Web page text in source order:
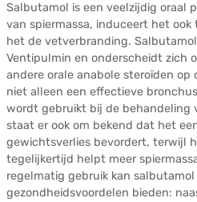
Salbutamol is een veelzijdig oraal
van spiermassa, induceert het
het de vetverbranding.
Ventipulmin en onderscheidt zich
andere orale anabole steroïden op
niet alleen een effectieve
wordt gebruikt bij de behandeling
staat er ook om bekend dat het
gewichtsverlies bevordert, terwijl
tegelijkertijd helpt meer
regelmatig gebruik kan
gezondheidsvoordelen bieden: